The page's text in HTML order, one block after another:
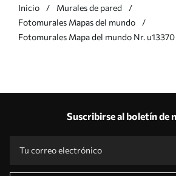
Inicio
Murales de pared
Fotomurales Mapas del mundo
Fotomurales Mapa del mundo Nr. u13370
Suscribirse al boletín de